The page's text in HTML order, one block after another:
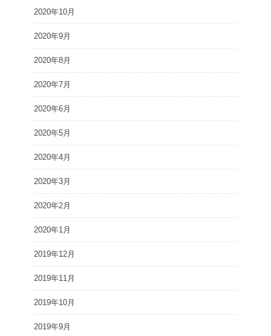
2020年10月
2020年9月
2020年8月
2020年7月
2020年6月
2020年5月
2020年4月
2020年3月
2020年2月
2020年1月
2019年12月
2019年11月
2019年10月
2019年9月